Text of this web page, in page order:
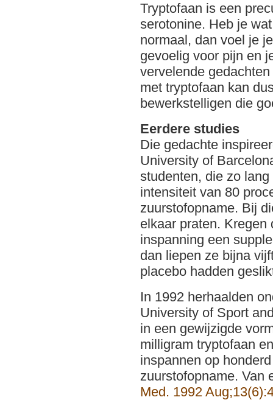
Tryptofaan is een
serotonine. Heb je
normaal, dan voel je
gevoelig voor pijn en
vervelende
met tryptofaan kan
bewerkstelligen die
Eerdere studies
Die gedachte
University of
studenten, die zo
intensiteit van 80
zuurstofopname. Bij
elkaar praten. Kregen
inspanning een
dan liepen ze bijna
placebo hadden
In 1992 herhaalden
University of Sport
in een gewijzigde
milligram tryptofaan
inspannen op
zuurstofopname. Van
Med. 1992